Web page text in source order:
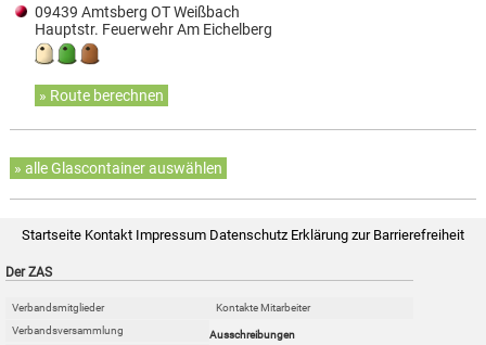
09439 Amtsberg OT Weißbach
Hauptstr. Feuerwehr Am Eichelberg
» Route berechnen
» alle Glascontainer auswählen
Startseite Kontakt Impressum Datenschutz Erklärung zur Barrierefreiheit
Der ZAS
Verbandsmitglieder
Verbandsversammlung
Kontakte Mitarbeiter
Ausschreibungen